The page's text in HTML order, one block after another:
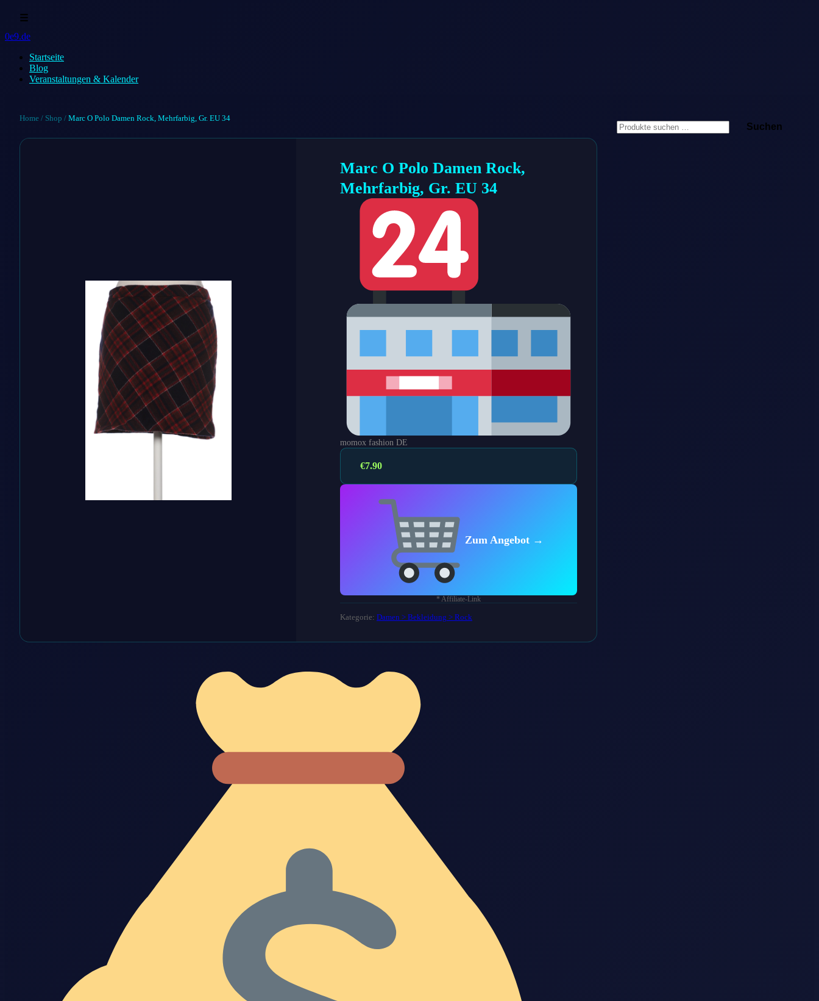
☰
0e9.de
Startseite
Blog
Veranstaltungen & Kalender
Home / Shop / Marc O Polo Damen Rock, Mehrfarbig, Gr. EU 34
Marc O Polo Damen Rock,
Mehrfarbig, Gr. EU 34
momox fashion DE
€7.90
Zum Angebot →
* Affiliate-Link
Kategorie: Damen > Bekleidung > Rock
Suchen
nach:
Suchen